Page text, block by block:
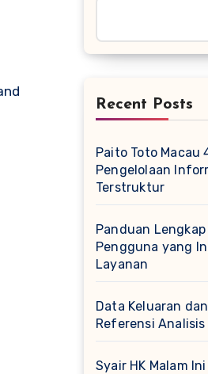
Recent Posts
Paito Toto Macau
Pengelolaan
Terstruktur
Panduan
Pengguna yang
Layanan
Data Keluaran
Referensi Analisis
Syair HK Malam